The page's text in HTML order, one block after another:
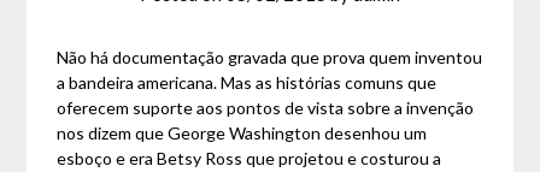
Não há documentação gravada que prova quem inventou
a bandeira americana. Mas as histórias comuns que
oferecem suporte aos pontos de vista sobre a invenção
nos dizem que George Washington desenhou um
esboço e era Betsy Ross que projetou e costurou a